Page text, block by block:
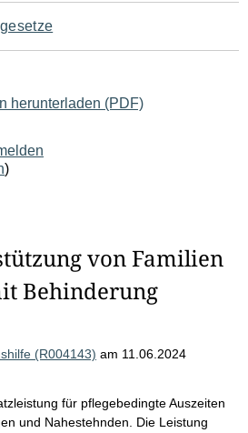
herunterladen (PDF)
)
von Familien
Behinderung
(R004143) am 11.06.2024
für pflegebedingte Auszeiten
und Nahestehnden. Die Leistung